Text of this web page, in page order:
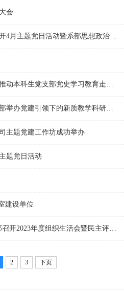
会
筑牢思想防线，坚守教育初心——英语师范系教师党支部召开4月主题党日活动暨系部思想政治教育学习会
遵道行义传薪火，党史教育涵养初心——英语教育公司党委推动本科生党支部党史学习教育走深走实
外语教学因智广，师者应变绘梦行——英语师范系教师党支部举办党建引领下的新质教学科研创新研讨主题党日活动
主题党建工作坊成功举办
题党日活动
建设单位
“党建+品牌：传承、开拓与创新”——英语师范系教师党支部召开2023年度组织生活会暨民主评议党员会
2 3 下页